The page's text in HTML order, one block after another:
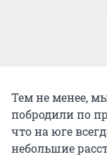
Тем не менее,
побродили по
что на юге
небольшие